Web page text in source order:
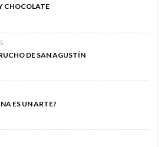
CHOCOLATE
DE SAN AGUSTÍN
ES UN ARTE?